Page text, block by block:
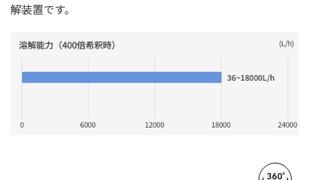
解装置です。